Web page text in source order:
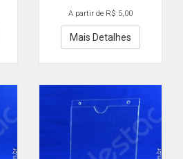
A partir de R$ 5,00
Mais Detalhes